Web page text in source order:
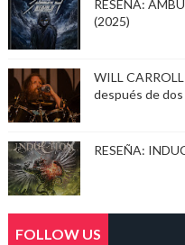
RESEÑA:
(2025)
WILL
después de
RESEÑA:
FOLLOW US